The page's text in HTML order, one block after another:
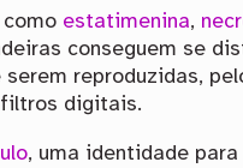
estatimenina,
conseguem se
reproduzidas,
digitais.
, uma identidade